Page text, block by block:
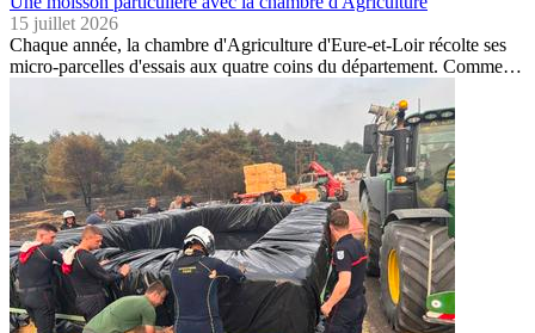
15 juillet 2026
Chaque année, la chambre d'Agriculture d'Eure-et-Loir récolte ses
micro-parcelles d'essais aux quatre coins du département. Comme…